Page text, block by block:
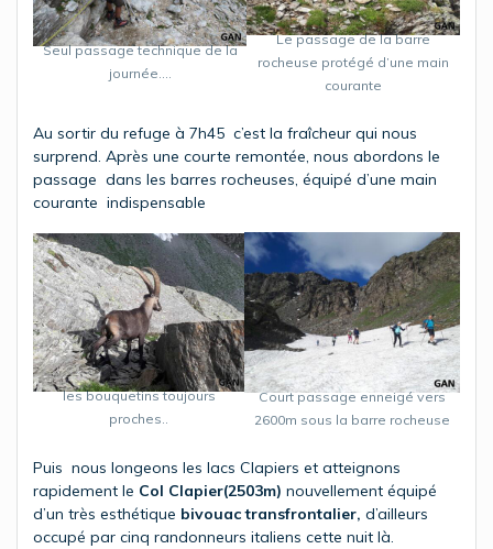
Seul passage technique de la
journée….
Le passage de la barre
rocheuse protégé d’une main
courante
Au sortir du refuge à 7h45 c’est la fraîcheur qui nous
surprend. Après une courte remontée, nous abordons le
passage dans les barres rocheuses, équipé d’une main
courante indispensable
les bouquetins toujours
proches..
Court passage enneigé vers
2600m sous la barre rocheuse
Puis nous longeons les lacs Clapiers et atteignons
rapidement le Col Clapier(2503m) nouvellement équipé
d’un très esthétique bivouac transfrontalier, d’ailleurs
occupé par cinq randonneurs italiens cette nuit là.